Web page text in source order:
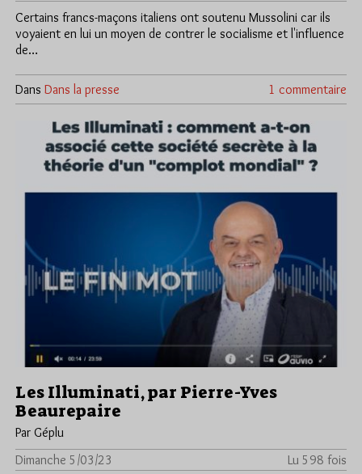
Certains francs-maçons italiens ont soutenu Mussolini car ils
voyaient en lui un moyen de contrer le socialisme et l'influence
de…
Dans Dans la presse 1 commentaire
Les Illuminati, par Pierre-Yves
Beaurepaire
Par Géplu
Dimanche 5/03/23
Lu 598 fois